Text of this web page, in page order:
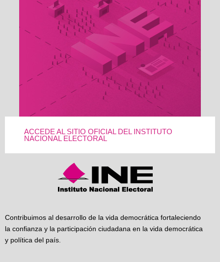
ACCEDE AL SITIO OFICIAL DEL INSTITUTO
NACIONAL ELECTORAL
Contribuimos al desarrollo de la vida democrática fortaleciendo
la confianza y la participación ciudadana en la vida democrática
y política del país.